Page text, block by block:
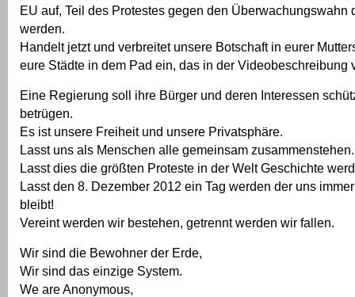
EU auf, Teil des Protestes gegen den Überwachungswahn
werden.
Handelt jetzt und verbreitet unsere Botschaft in eurer
eure Städte in dem Pad ein, das in der Videobeschreibung
Eine Regierung soll ihre Bürger und deren Interessen
betrügen.
Es ist unsere Freiheit und unsere Privatsphäre.
Lasst uns als Menschen alle gemeinsam zusammenstehen.
Lasst dies die größten Proteste in der Welt Geschichte
Lasst den 8. Dezember 2012 ein Tag werden der uns
bleibt!
Vereint werden wir bestehen, getrennt werden wir fallen.
Wir sind die Bewohner der Erde,
Wir sind das einzige System.
We are Anonymous,